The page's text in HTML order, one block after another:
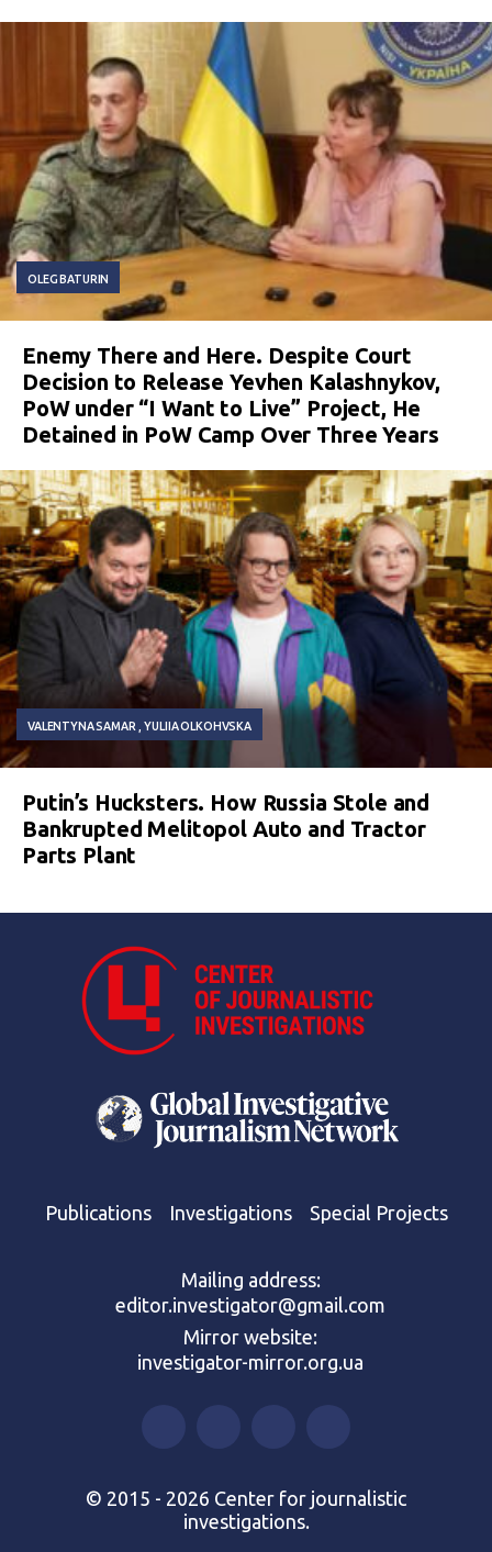
OLEG BATURIN
Enemy There and Here. Despite Court
Decision to Release Yevhen Kalashnykov,
PoW under “I Want to Live” Project, He
Detained in PoW Camp Over Three Years
VALENTYNA SAMAR YULIIA OLKOHVSKA
Putin’s Hucksters. How Russia Stole and
Bankrupted Melitopol Auto and Tractor
Parts Plant
Publications Investigations Special Projects
Mailing address:
editor.investigator@gmail.com
Mirror website:
investigator-mirror.org.ua
© 2015 - 2026 Center for journalistic
investigations.